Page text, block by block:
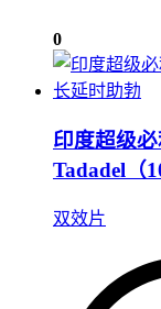
0
印度超级
Tadadel（
双效片